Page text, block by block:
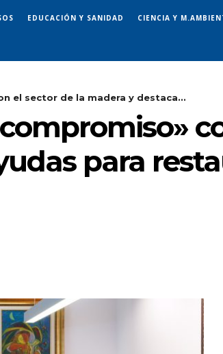
EDUCACIÓN Y SANIDAD CIENCIA Y
el sector de la madera y destaca...
para